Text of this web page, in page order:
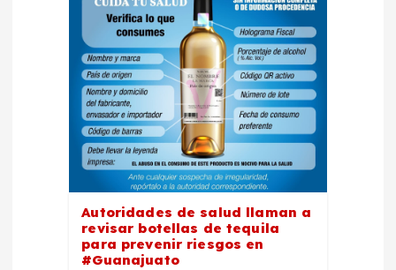
Autoridades de salud llaman a
revisar botellas de tequila
para prevenir riesgos en
#Guanajuato